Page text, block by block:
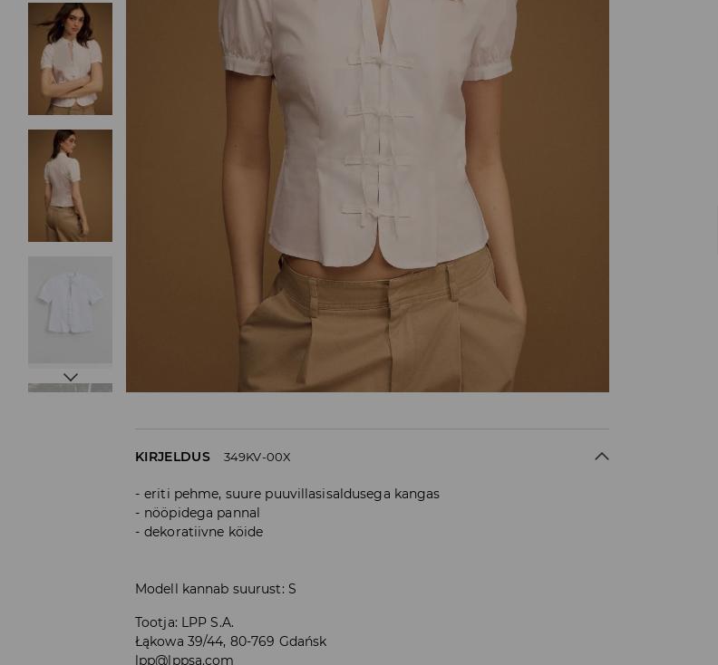
KIRJELDUS 349KV-00X
eriti pehme, suure puuvillasisaldusega kangas
nööpidega pannal
dekoratiivne köide
Modell kannab suurust: S
Tootja: LPP S.A.
Łąkowa 39/44, 80-769 Gdańsk
lpp@lppsa.com